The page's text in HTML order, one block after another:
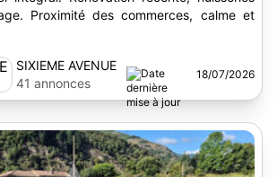
Proximité des commerces, calme et
SIXIEME AVENUE
AUBENAS
41 annonces
18/07/2026